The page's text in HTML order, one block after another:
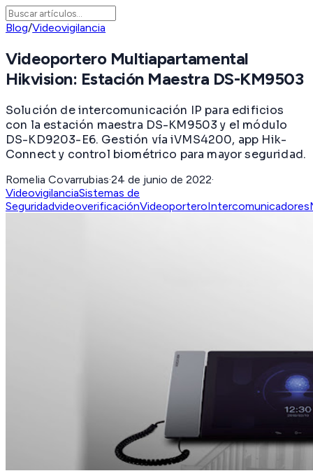
Blog/Videovigilancia
Videoportero Multiapartamental
Hikvision: Estación Maestra DS-KM9503
Solución de intercomunicación IP para edificios
con la estación maestra DS-KM9503 y el módulo
DS-KD9203-E6. Gestión vía iVMS4200, app Hik-
Connect y control biométrico para mayor seguridad.
Romelia Covarrubias·24 de junio de 2022·
VideovigilanciaSistemas de
SeguridadvideoverificaciónVideoporteroIntercomunicadores